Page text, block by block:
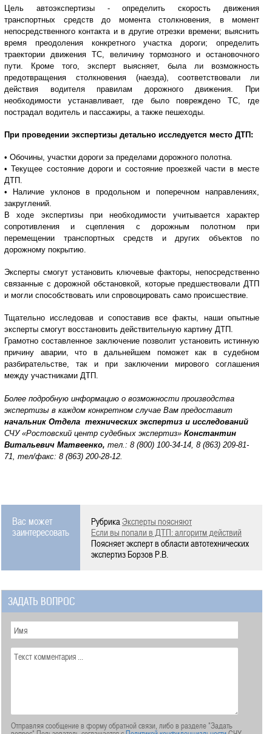
Цель автоэкспертизы - определить скорость движения
транспортных средств до момента столкновения, в момент
непосредственного контакта и в другие отрезки времени; выяснить
время преодоления конкретного участка дороги; определить
траектории движения ТС, величину тормозного и остановочного
пути. Кроме того, эксперт выясняет, была ли возможность
предотвращения столкновения (наезда), соответствовали ли
действия водителя правилам дорожного движения. При
необходимости устанавливает, где было повреждено ТС, где
пострадал водитель и пассажиры, а также пешеходы.
При проведении экспертизы детально исследуется место ДТП:
• Обочины, участки дороги за пределами дорожного полотна.
• Текущее состояние дороги и состояние проезжей части в месте
ДТП.
• Наличие уклонов в продольном и поперечном направлениях,
закруглений.
В ходе экспертизы при необходимости учитывается характер
сопротивления и сцепления с дорожным полотном при
перемещении транспортных средств и других объектов по
дорожному покрытию.
Эксперты смогут установить ключевые факторы, непосредственно
связанные с дорожной обстановкой, которые предшествовали ДТП
и могли способствовать или спровоцировать само происшествие.
Тщательно исследовав и сопоставив все факты, наши опытные
эксперты смогут восстановить действительную картину ДТП.
Грамотно составленное заключение позволит установить истинную
причину аварии, что в дальнейшем поможет как в судебном
разбирательстве, так и при заключении мирового соглашения
между участниками ДТП.
Более подробную информацию о возможности производства
экспертизы в каждом конкретном случае Вам предоставит
начальник Отдела технических экспертиз и исследований
СЧУ «Ростовский центр судебных экспертиз» Константин
Витальевич Матвеенко, тел.: 8 (800) 100-34-14, 8 (863) 209-81-
71, тел/факс: 8 (863) 200-28-12.
Вас может
заинтересовать
РубрикаЭксперты поясняют
Если вы попали в ДТП: алгоритм действий
Поясняет эксперт в области автотехнических
экспертиз Борзов Р.В.
ЗАДАТЬ ВОПРОС
Отправляя сообщение в форму обратной связи, либо в разделе "Задать